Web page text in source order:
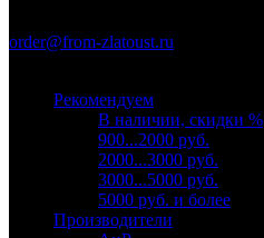
order@from-zlatoust.ru
Рекомендуем
В наличии, скидки %
900...2000 руб.
2000...3000 руб.
3000...5000 руб.
5000 руб. и более
Производители